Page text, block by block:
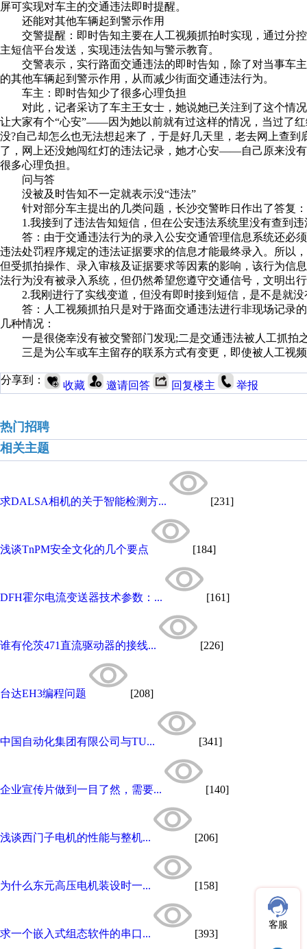
屏可实现对车主的交通违法即时提醒。
还能对其他车辆起到警示作用
交警提醒：即时告知主要在人工视频抓拍时实现，通过分
主短信平台发送，实现违法告知与警示教育。
交警表示，实行路面交通违法的即时告知，除了对当事车
的其他车辆起到警示作用，从而减少街面交通违法行为。
车主：即时告知少了很多心理负担
对此，记者采访了车主王女士，她说她已关注到了这个情
让大家有个“心安”——因为她以前就有过这样的情况，当过了
没?自己却怎么也无法想起来了，于是好几天里，老去网上查
了，网上还没她闯红灯的违法记录，她才心安——自己原来没
很多心理负担。
问与答
没被及时告知不一定就表示没“违法”
针对部分车主提出的几类问题，长沙交警昨日作出了答复：
1.我接到了违法告知短信，但在公安违法系统里没有查到违
答：由于交通违法行为的录入公安交通管理信息系统还必
违法处罚程序规定的违法证据要求的信息才能最终录入。所以
但受抓拍操作、录入审核及证据要求等因素的影响，该行为信
法行为没有被录入系统，但仍然希望您遵守交通信号，文明出
2.我刚进行了实线变道，但没有即时接到短信，是不是就没
答：人工视频抓拍只是对于路面交通违法进行非现场记录
几种情况：
一是很侥幸没有被交警部门发现;二是交通违法被人工抓拍
三是为公车或车主留存的联系方式有变更，即使被人工视频
分享到： 收藏 邀请回答 回复楼主 举报
热门招聘
相关主题
求DALSA相机的关于智能检测方... [231]
浅谈TnPM安全文化的几个要点 [184]
DFH霍尔电流变送器技术参数：... [161]
谁有伦茨471直流驱动器的接线... [226]
台达EH3编程问题 [208]
中国自动化集团有限公司与TU... [341]
企业宣传片做到一目了然，需要... [140]
浅谈西门子电机的性能与整机... [206]
为什么东元高压电机装设时一... [158]
求一个嵌入式组态软件的串口... [393]
客服